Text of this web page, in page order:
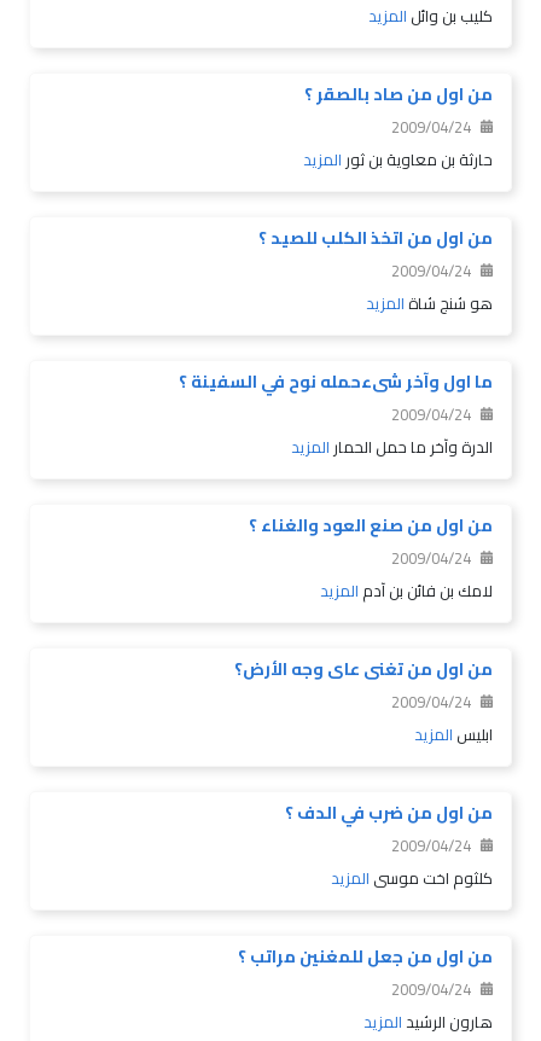
كليب بن وائل المزيد
من اول من صاد بالصقر ؟
2009/04/24
حارثة بن معاوية بن ثور المزيد
من اول من اتخذ الكلب للصيد ؟
2009/04/24
هو شنج شاة المزيد
ما اول وآخر شىءحمله نوح في السفينة ؟
2009/04/24
الدرة وآخر ما حمل الحمار المزيد
من اول من صنع العود والغناء ؟
2009/04/24
لامك بن فائن بن آدم المزيد
من اول من تغنى عاى وجه الأرض؟
2009/04/24
ابليس المزيد
من اول من ضرب في الدف ؟
2009/04/24
كلثوم اخت موسى المزيد
من اول من جعل للمغنين مراتب ؟
2009/04/24
هارون الرشيد المزيد